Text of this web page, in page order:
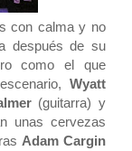
con calma y no
después de su
como el que
Wyatt
(guitarra) y
unas cervezas
Adam Cargin